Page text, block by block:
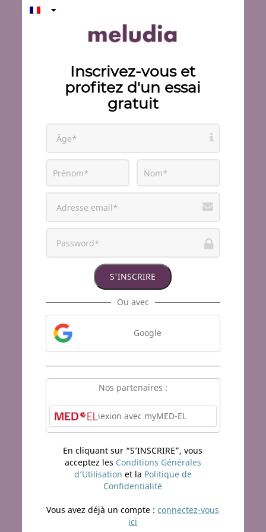
Inscrivez-vous et
profitez d'un essai
gratuit
S'INSCRIRE
Ou avec
Google
Nos partenaires :
Connexion avec myMED-EL
En cliquant sur “S’INSCRIRE”, vous
acceptez les Conditions Générales
d’Utilisation et la Politique de
Confidentialité
Vous avez déjà un compte :connectez-vous
ici